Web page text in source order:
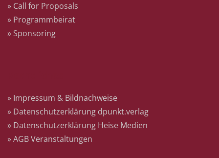
» Call for Proposals
» Programmbeirat
» Sponsoring
» Impressum & Bildnachweise
» Datenschutzerklärung dpunkt.verlag
» Datenschutzerklärung Heise Medien
» AGB Veranstaltungen